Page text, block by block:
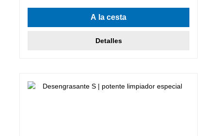
A la cesta
Detalles